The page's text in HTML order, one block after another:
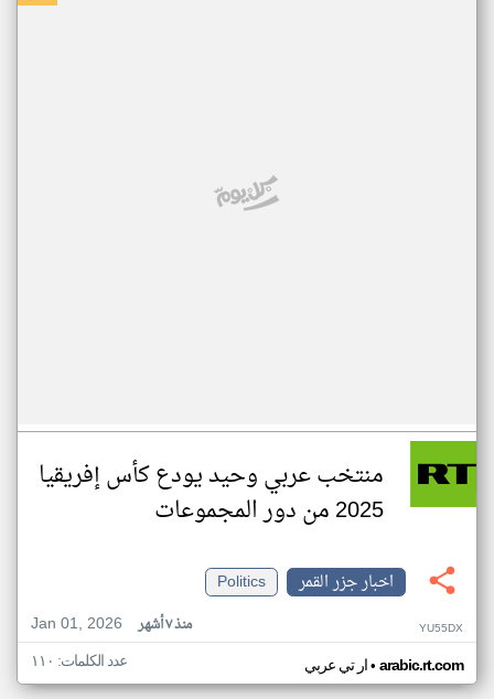
منتخب عربي وحيد يودع كأس إفريقيا
2025 من دور المجموعات
اخبار جزر القمر
Politics
Jan 01, 2026
منذ ٧ أشهر YU55DX
ار تي عربي• arabic.rt.com عدد الكلمات: ١١٠